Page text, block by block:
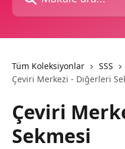
Tüm Koleksiyonlar
SSS
Çeviri Merkezi - Diğerleri
Çeviri
Sekmesi